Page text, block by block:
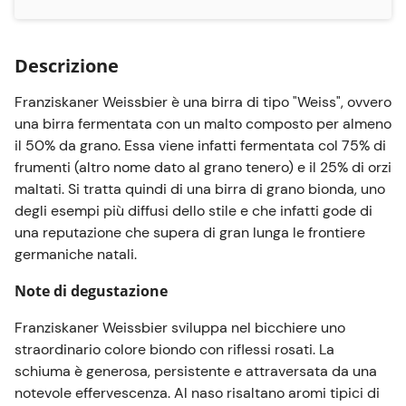
chiodi di garofano ed una punta di vaniglia./p>
spillatorePerfectDraft PhilipsoPerfectDraft Pro
NB: Ricevi 15€ in punti fedeltà ogni 3 fusti vuoti
restituiti
Informazioni sul reso fusti
Scopri come restituire i tuoi fusti vuoti
Descrizione
Franziskaner Weissbier è una birra di tipo "Weiss", ovvero
una birra fermentata con un malto composto per almeno
il 50% da grano. Essa viene infatti fermentata col 75% di
frumenti (altro nome dato al grano tenero) e il 25% di orzi
maltati. Si tratta quindi di una birra di grano bionda, uno
degli esempi più diffusi dello stile e che infatti gode di
una reputazione che supera di gran lunga le frontiere
germaniche natali.
Note di degustazione
Franziskaner Weissbier sviluppa nel bicchiere uno
straordinario colore biondo con riflessi rosati. La
schiuma è generosa, persistente e attraversata da una
notevole effervescenza. Al naso risaltano aromi tipici di